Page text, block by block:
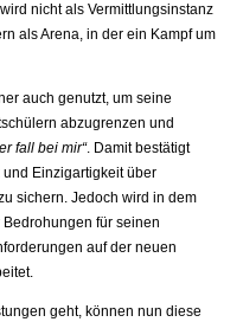
nicht als Vermittlungsinstanz
als Arena, in der ein Kampf um
auch genutzt, um seine
abzugrenzen und
fall bei mir“. Damit bestätigt
Einzigartigkeit über
sichern. Jedoch wird in dem
für seinen
auf der neuen
geht, können nun diese